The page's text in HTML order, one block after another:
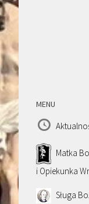
MENU
Matka
i Opiekunka
Sługa